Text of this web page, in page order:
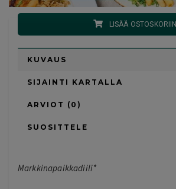
LISÄÄ OSTOSKORIIN
KUVAUS
SIJAINTI KARTALLA
ARVIOT (0)
SUOSITTELE
Markkinapaikkadiili*